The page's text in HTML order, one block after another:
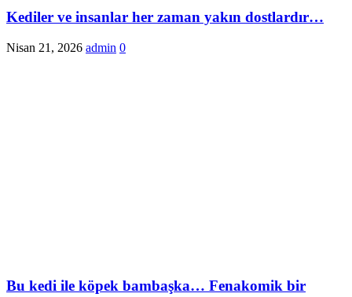
Kediler ve insanlar her zaman yakın dostlardır…
Nisan 21, 2026 admin 0
Bu kedi ile köpek bambaşka… Fenakomik bir